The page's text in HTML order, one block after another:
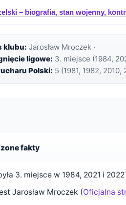
– biografia, stan wojenny,
klubu: Jarosław Mroczek ·
ligowe: 3. miejsce (1984,
Polski: 5 (1981, 1982, 2010,
fakty
3. miejsce w 1984, 2021 i
Jarosław Mroczek (Oficjalna